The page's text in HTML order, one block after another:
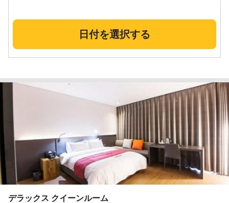
日付を選択する
デラックス クイーンルーム